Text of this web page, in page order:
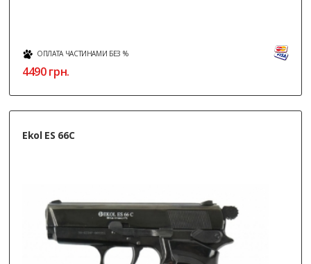
ОПЛАТА ЧАСТИНАМИ БЕЗ %
4490грн.
Ekol ES 66C